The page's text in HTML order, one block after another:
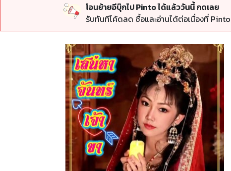
โอนย้ายอีบุ๊กไป Pinto ได้แล้ววันนี้ กดเลย
รับทันทีโค้ดลด ซื้อและอ่านได้ต่อเนื่องที่ Pinto